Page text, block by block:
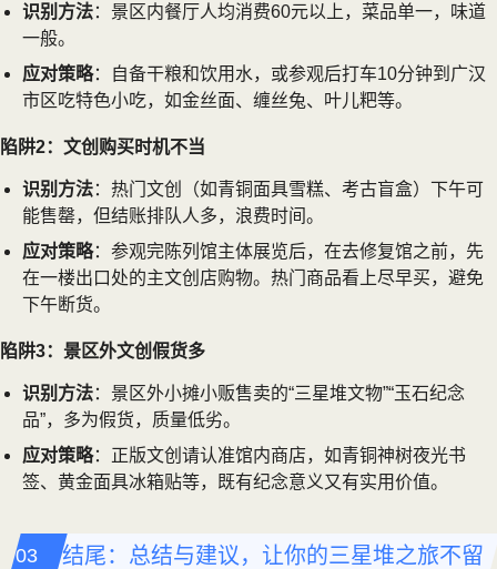
识别方法：景区内餐厅人均消费60元以上，菜品单一，味道
一般。
应对策略：自备干粮和饮用水，或参观后打车10分钟到广汉
市区吃特色小吃，如金丝面、缠丝兔、叶儿粑等。
陷阱2：文创购买时机不当
识别方法：热门文创（如青铜面具雪糕、考古盲盒）下午可
能售罄，但结账排队人多，浪费时间。
应对策略：参观完陈列馆主体展览后，在去修复馆之前，先
在一楼出口处的主文创店购物。热门商品看上尽早买，避免
下午断货。
陷阱3：景区外文创假货多
识别方法：景区外小摊小贩售卖的“三星堆文物”“玉石纪念
品”，多为假货，质量低劣。
应对策略：正版文创请认准馆内商店，如青铜神树夜光书
签、黄金面具冰箱贴等，既有纪念意义又有实用价值。
结尾：总结与建议，让你的三星堆之旅不留